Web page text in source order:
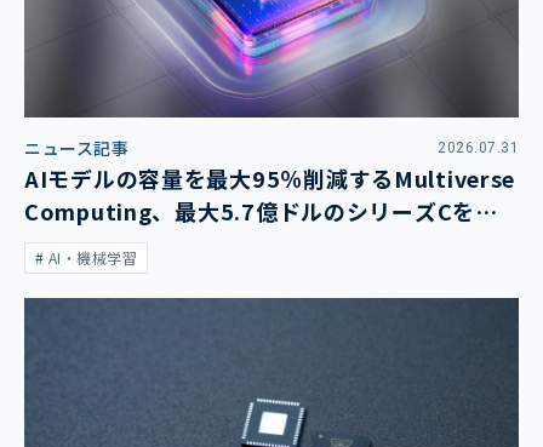
ニュース記事 2026.07.31
AIモデルの容量を最大95％削減するMultiverse
Computing、最大5.7億ドルのシリーズCを発
表AI・機械学習